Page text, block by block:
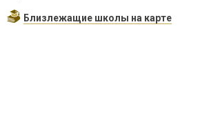
Близлежащие школы на карте